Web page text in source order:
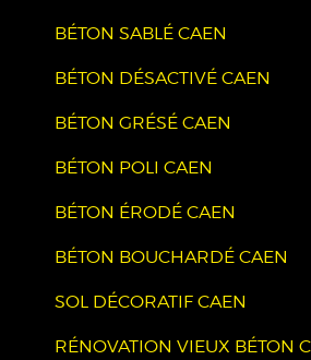
BÉTON SABLÉ CAEN
BÉTON DÉSACTIVÉ CAEN
BÉTON GRÉSÉ CAEN
BÉTON POLI CAEN
BÉTON ÉRODÉ CAEN
BÉTON BOUCHARDÉ CAEN
SOL DÉCORATIF CAEN
RÉNOVATION VIEUX BÉTON